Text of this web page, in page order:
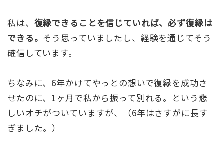
私は、 復縁できることを信じていれば、必ず復縁は
できる。 そう思っていましたし、経験を通じてそう
確信しています。
ちなみに、6年かけてやっとの想いで復縁を成功さ
せたのに、1ヶ月で私から振って別れる。という悲
しいオチがついていますが、（6年はさすがに長す
ぎました。）